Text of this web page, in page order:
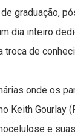
graduação,
dia inteiro
de
onde os
Gourlay
e